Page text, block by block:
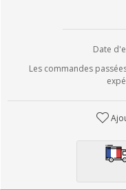
Date
Les commandes